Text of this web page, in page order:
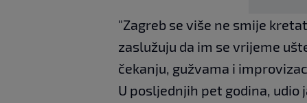
"Zagreb se više ne smije
zaslužuju da im se vrijeme
čekanju, gužvama i
U posljednjih pet godina, udio